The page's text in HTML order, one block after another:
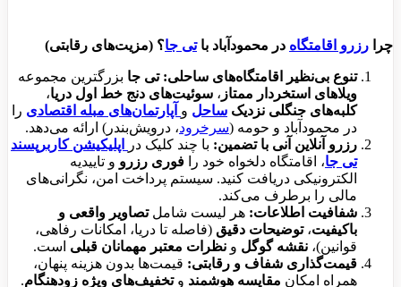
چرا رزرو اقامتگاه در محمودآباد باتی جا؟ (مزیت‌های رقابتی)
تنوع بی‌نظیر اقامتگاه‌های ساحلی: تی جا بزرگترین مجموعه
ویلاهای استخردار ممتاز ، سوئیت‌های دنج خط اول دریا،
کلبه‌های جنگلی نزدیک ساحل و آپارتمان‌های مبله اقتصادی را
در محمودآباد و حومه (سرخرود، درویش‌بندر) ارائه می‌دهد.
رزرو آنلاین آنی با تضمین: با چند کلیک در
اپلیکیشن کاربرپسند
تی جا، اقامتگاه دلخواه خود را فوری رزرو و تاییدیه
الکترونیکی دریافت کنید. سیستم پرداخت امن، نگرانی‌های
مالی را برطرف می‌کند.
شفافیت اطلاعات: هر لیست شاملتصاویر واقعی و
باکیفیت،توضیحات دقیق (فاصله تا دریا، امکانات رفاهی،
قوانین)، نقشه گوگل و نظرات معتبر مهمانان قبلی است.
قیمت‌گذاری شفاف و رقابتی: قیمت‌ها بدون هزینه پنهان،
همراه امکان مقایسه هوشمند وتخفیف‌های ویژه زودهنگام.